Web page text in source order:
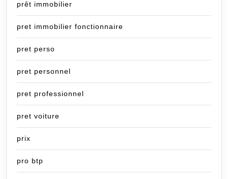
prêt immobilier
pret immobilier fonctionnaire
pret perso
pret personnel
pret professionnel
pret voiture
prix
pro btp